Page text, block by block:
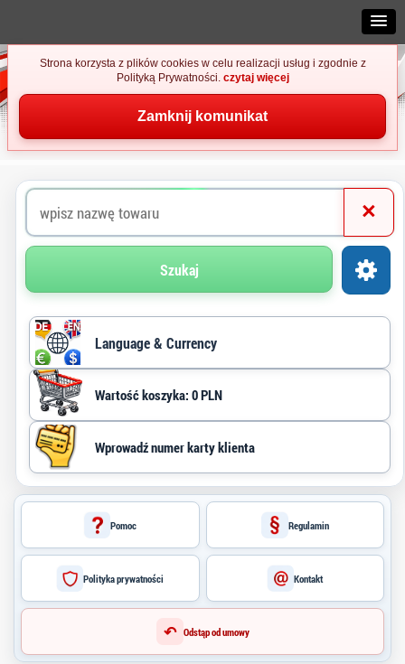
Strona korzysta z plików cookies w celu realizacji usług i zgodnie z
Polityką Prywatności. czytaj więcej
Zamknij komunikat
Language & Currency
Wartość koszyka: 0 PLN
Szukaj
×
Pomoc Regulamin
Polityka prywatności Kontakt
↶ Odstąp od umowy